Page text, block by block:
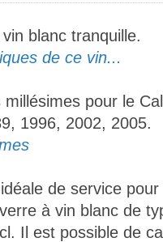
blanc tranquille.
de ce vin...
millésimes pour le
1996, 2002, 2005.
de service
à vin blanc de
Il est possible de